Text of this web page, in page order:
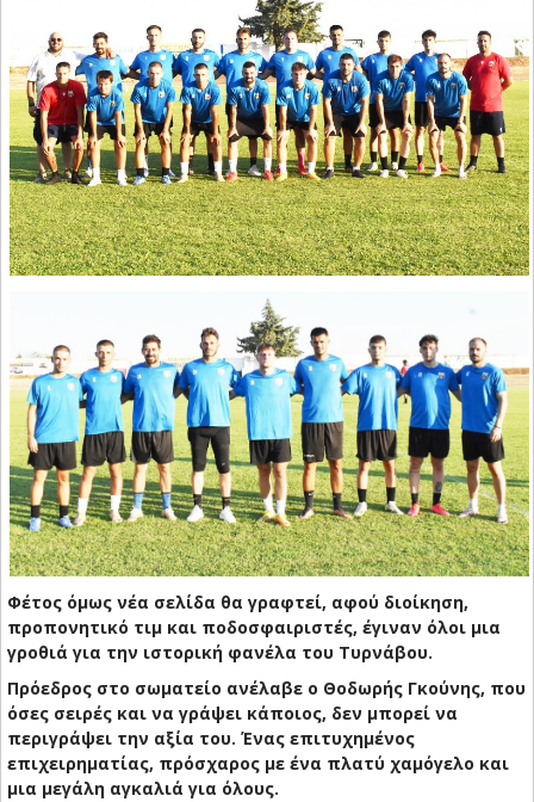
Φέτος όμως νέα σελίδα θα γραφτεί, αφού διοίκηση,
προπονητικό τιμ και ποδοσφαιριστές, έγιναν όλοι μια
γροθιά για την ιστορική φανέλα του Τυρνάβου.
Πρόεδρος στο σωματείο ανέλαβε ο Θοδωρής Γκούνης, που
όσες σειρές και να γράψει κάποιος, δεν μπορεί να
περιγράψει την αξία του. Ένας επιτυχημένος
επιχειρηματίας, πρόσχαρος με ένα πλατύ χαμόγελο και
μια μεγάλη αγκαλιά για όλους.